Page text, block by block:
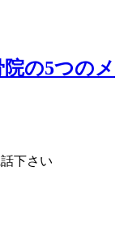
院の5つのメ